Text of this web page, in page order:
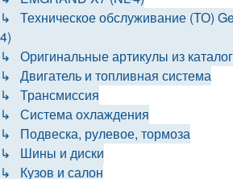
↳ Техническое обслуживание (ТО)
4)
↳ Оригинальные артикулы из
↳ Двигатель и топливная система
↳ Трансмиссия
↳ Система охлаждения
↳ Подвеска, рулевое, тормоза
↳ Шины и диски
↳ Кузов и салон